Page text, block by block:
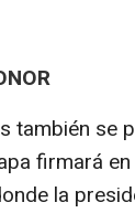
también se
firmará
la